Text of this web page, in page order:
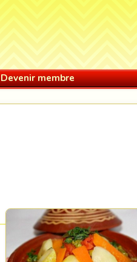
Devenir membre